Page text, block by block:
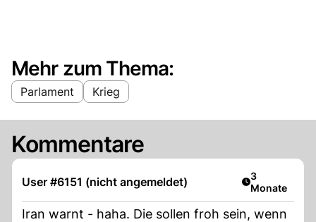
Mehr zum Thema:
Parlament Krieg
Kommentare
User #6151 (nicht angemeldet) Artikel
3
Monate
Iran warnt - haha. Die sollen froh sein, wenn